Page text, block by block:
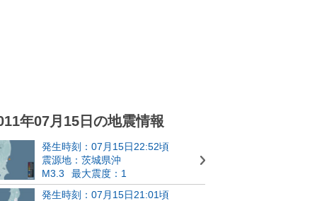
年07月15日の地震情報
発生時刻：07月15日22:52頃
震源地：茨城県沖
M3.3
最大震度：1
発生時刻：07月15日21:01頃